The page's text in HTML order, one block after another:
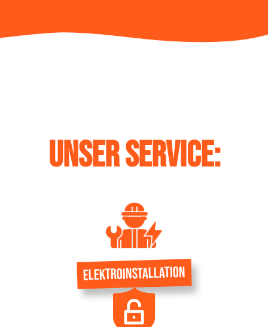
UNSER SERVICE:
Elektroinstallation